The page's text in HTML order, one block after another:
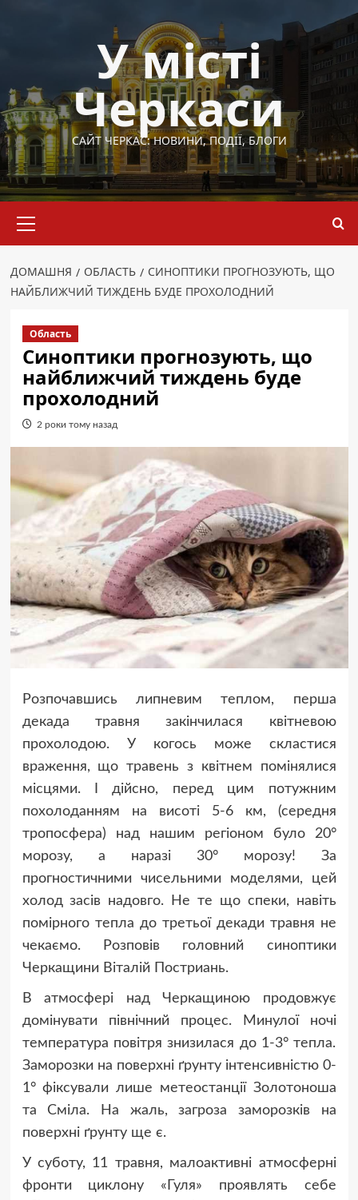
У місті
Черкаси
САЙТ ЧЕРКАС: НОВИНИ, ПОДІЇ, БЛОГИ
меню
ДОМАШНЯ ОБЛАСТЬ
СИНОПТИКИ ПРОГНОЗУЮТЬ, ЩО
НАЙБЛИЖЧИЙ ТИЖДЕНЬ БУДЕ ПРОХОЛОДНИЙ
Область
Синоптики прогнозують, що
найближчий тиждень буде
прохолодний
2 роки тому назад
Розпочавшись липневим теплом, перша
декада травня закінчилася квітневою
прохолодою. У когось може скластися
враження, що травень з квітнем помінялися
місцями. І дійсно, перед цим потужним
похолоданням на висоті 5-6 км, (середня
тропосфера) над нашим регіоном було 20°
морозу, а наразі 30° морозу! За
прогностичними чисельними моделями, цей
холод засів надовго. Не те що спеки, навіть
помірного тепла до третьої декади травня не
чекаємо. Розповів головний синоптики
Черкащини Віталій Постриань.
В атмосфері над Черкащиною продовжує
домінувати північний процес. Минулої ночі
температура повітря знизилася до 1-3° тепла.
Заморозки на поверхні ґрунту інтенсивністю 0-
1° фіксували лише метеостанції Золотоноша
та Сміла. На жаль, загроза заморозків на
поверхні ґрунту ще є.
У суботу, 11 травня, малоактивні атмосферні
фронти циклону «Гуля» проявлять себе